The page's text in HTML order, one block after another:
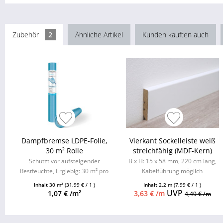
Zubehör 2 Ähnliche Artikel Kunden kauften auch
Dampfbremse LDPE-Folie,
30 m² Rolle
Schützt vor aufsteigender
Restfeuchte, Ergiebig: 30 m² pro
Rolle, nur 0,90 €/m², Einfach...
Inhalt 30 m² (31,99 € / 1 )
1,07 € /m²
Vierkant Sockelleiste weiß
streichfähig (MDF-Kern)
B x H: 15 x 58 mm, 220 cm lang,
Kabelführung möglich
Inhalt2.2 m(7,99 € / 1 )
3,63 € /mUVP 4,49 € /m